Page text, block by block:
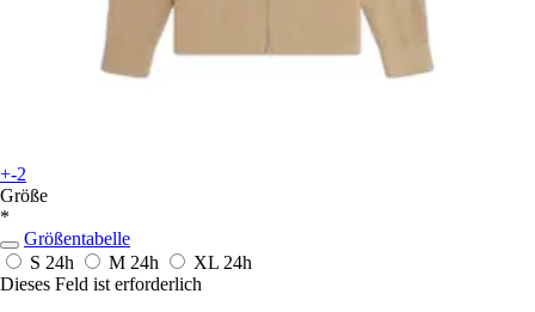
+-2
Größe
*
Größentabelle
S 24h M 24h XL 24h
Dieses Feld ist erforderlich